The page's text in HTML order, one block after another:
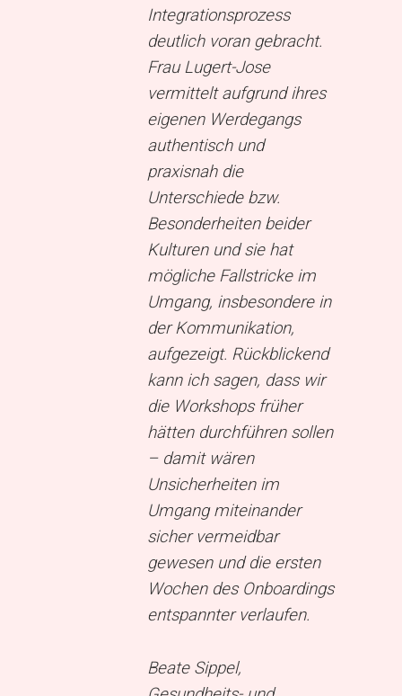
Integrationsprozess
deutlich voran gebracht.
Frau Lugert-Jose
vermittelt aufgrund ihres
eigenen Werdegangs
authentisch und
praxisnah die
Unterschiede bzw.
Besonderheiten beider
Kulturen und sie hat
mögliche Fallstricke im
Umgang, insbesondere in
der Kommunikation,
aufgezeigt. Rückblickend
kann ich sagen, dass wir
die Workshops früher
hätten durchführen sollen
– damit wären
Unsicherheiten im
Umgang miteinander
sicher vermeidbar
gewesen und die ersten
Wochen des Onboardings
entspannter verlaufen.
Beate Sippel,